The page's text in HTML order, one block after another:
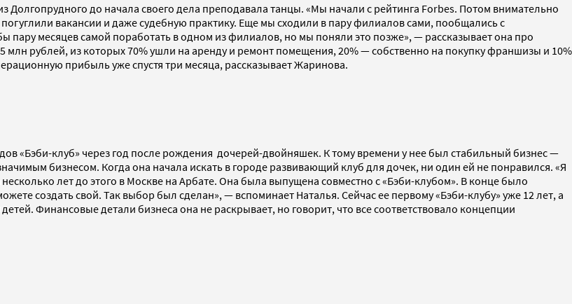
до начала своего дела преподавала танцы. «Мы начали с рейтинга Forbes. Потом внимательно
вакансии и даже судебную практику. Еще мы сходили в пару филиалов сами, пообщались с
месяцев самой поработать в одном из филиалов, но мы поняли это позже», — рассказывает она про
рублей, из которых 70% ушли на аренду и ремонт помещения, 20% — собственно на покупку франшизы и 10%
прибыль уже спустя три месяца, рассказывает Жаринова.
«Бэби-клуб» через год после рождения дочерей-двойняшек. К тому времени у нее был стабильный бизнес —
бизнесом. Когда она начала искать в городе развивающий клуб для дочек, ни один ей не понравился. «Я
лет до этого в Москве на Арбате. Она была выпущена совместно с «‎Бэби-клубом»‎. В конце было
создать свой. Так выбор был сделан», — вспоминает Наталья. Сейчас ее первому «‎Бэби-клубу» уже 12 лет, а
Финансовые детали бизнеса она не раскрывает, но говорит, что все соответствовало концепции